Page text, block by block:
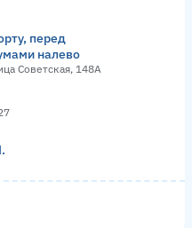
перед
налево
Советская, 148А